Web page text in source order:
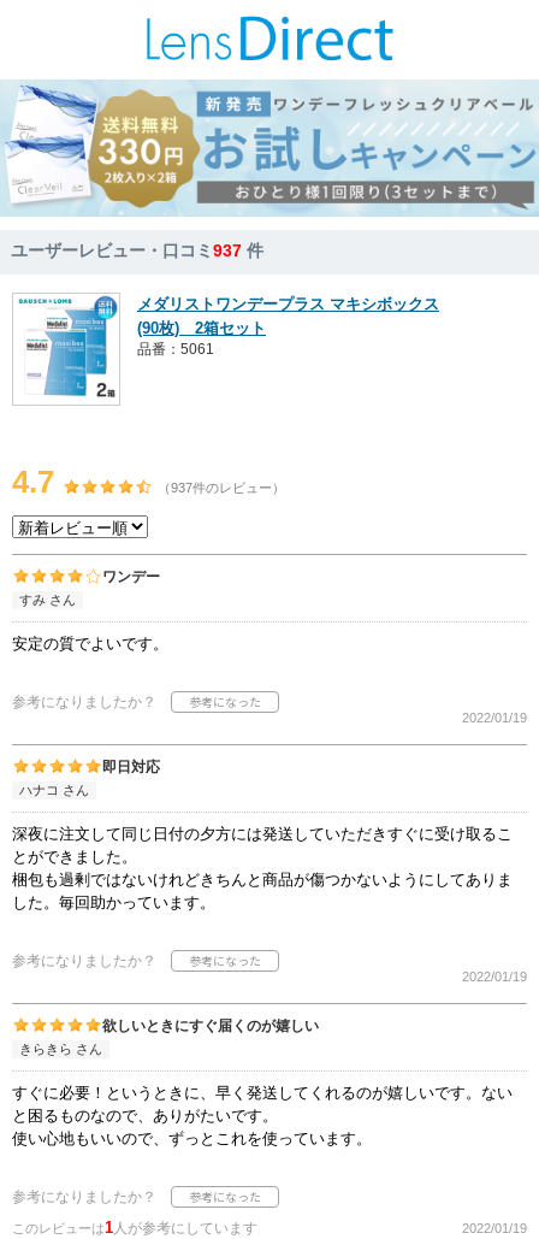
ユーザーレビュー・口コミ937 件
メダリストワンデープラス マキシボックス
(90枚) 2箱セット
品番：5061
4.7 （937件のレビュー）
ワンデー
すみ さん
安定の質でよいです。
参考になりましたか？
2022/01/19
即日対応
ハナコ さん
深夜に注文して同じ日付の夕方には発送していただきすぐに受け取るこ
とができました。
梱包も過剰ではないけれどきちんと商品が傷つかないようにしてありま
した。毎回助かっています。
参考になりましたか？
2022/01/19
欲しいときにすぐ届くのが嬉しい
きらきら さん
すぐに必要！というときに、早く発送してくれるのが嬉しいです。ない
と困るものなので、ありがたいです。
使い心地もいいので、ずっとこれを使っています。
参考になりましたか？
このレビューは1人が参考にしています 2022/01/19